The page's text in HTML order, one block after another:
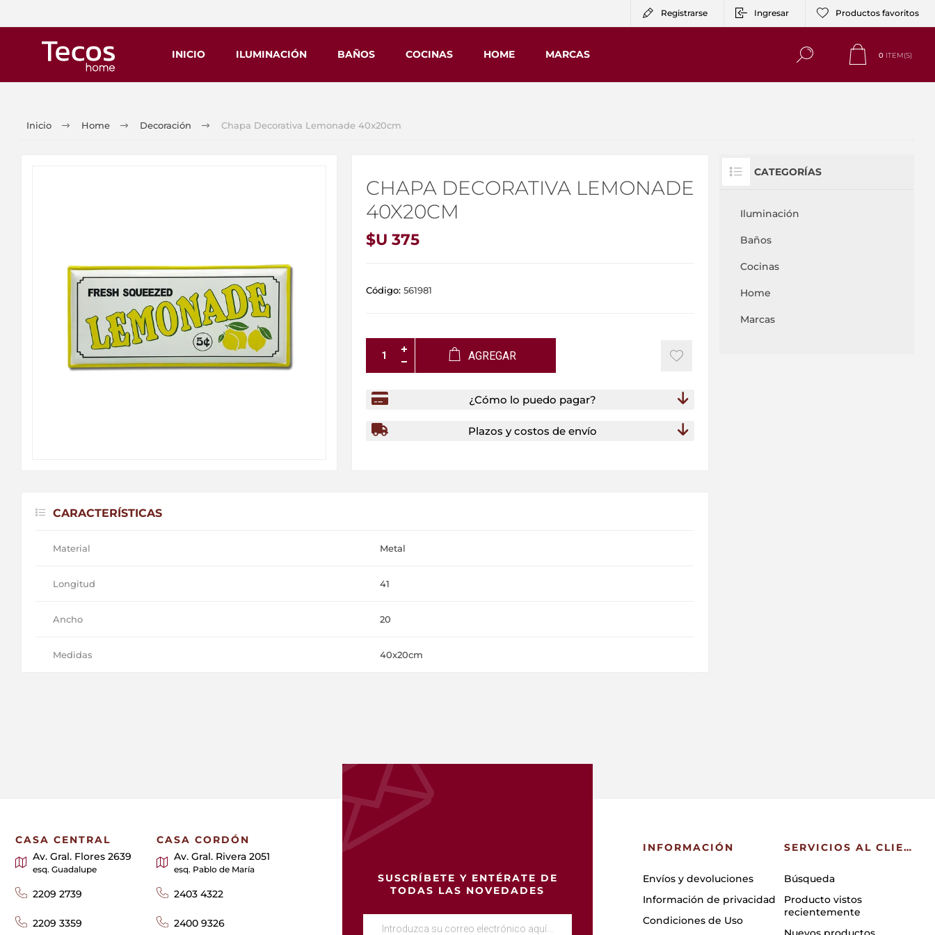
Registrarse Ingresar Productos favoritos
INICIO ILUMINACIÓN BAÑOS COCINAS HOME MARCAS 0 ITEM(S)
Inicio Home Decoración Chapa Decorativa Lemonade 40x20cm
CHAPA DECORATIVA LEMONADE
40X20CM
$U 375
Código: 561981
AGREGAR
¿Cómo lo puedo pagar?
Plazos y costos de envío
CARACTERÍSTICAS
Material Metal
Longitud 41
Ancho 20
Medidas 40x20cm
CATEGORÍAS
Iluminación
Baños
Cocinas
Home
Marcas
SUSCRÍBETE Y ENTÉRATE DE
TODAS LAS NOVEDADES
CASA CENTRAL
Av. Gral. Flores 2639
esq. Guadalupe
2209 2739
2209 3359
CASA CORDÓN
Av. Gral. Rivera 2051
esq. Pablo de María
2403 4322
2400 9326
INFORMACIÓN
Envíos y devoluciones
Información de privacidad
Condiciones de Uso
SERVICIOS AL CLIENTE
Búsqueda
Producto vistos
recientemente